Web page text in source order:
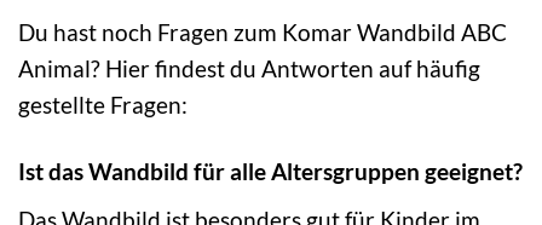
Du hast noch Fragen zum Komar Wandbild ABC
Animal? Hier findest du Antworten auf häufig
gestellte Fragen:
Ist das Wandbild für alle Altersgruppen geeignet?
Das Wandbild ist besonders gut für Kinder im